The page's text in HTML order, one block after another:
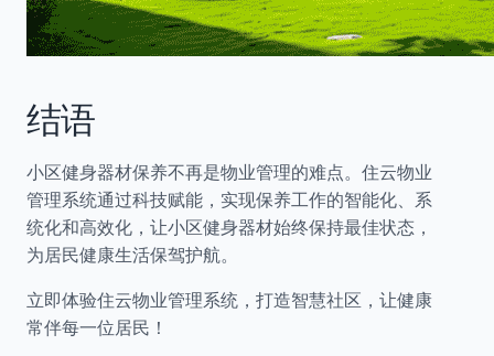
结语
小区健身器材保养不再是物业管理的难点。住云物业
管理系统通过科技赋能，实现保养工作的智能化、系
统化和高效化，让小区健身器材始终保持最佳状态，
为居民健康生活保驾护航。
立即体验住云物业管理系统，打造智慧社区，让健康
常伴每一位居民！